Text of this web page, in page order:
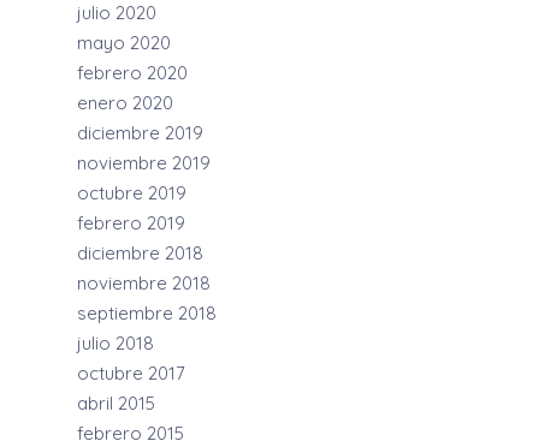
julio 2020
mayo 2020
febrero 2020
enero 2020
diciembre 2019
noviembre 2019
octubre 2019
febrero 2019
diciembre 2018
noviembre 2018
septiembre 2018
julio 2018
octubre 2017
abril 2015
febrero 2015